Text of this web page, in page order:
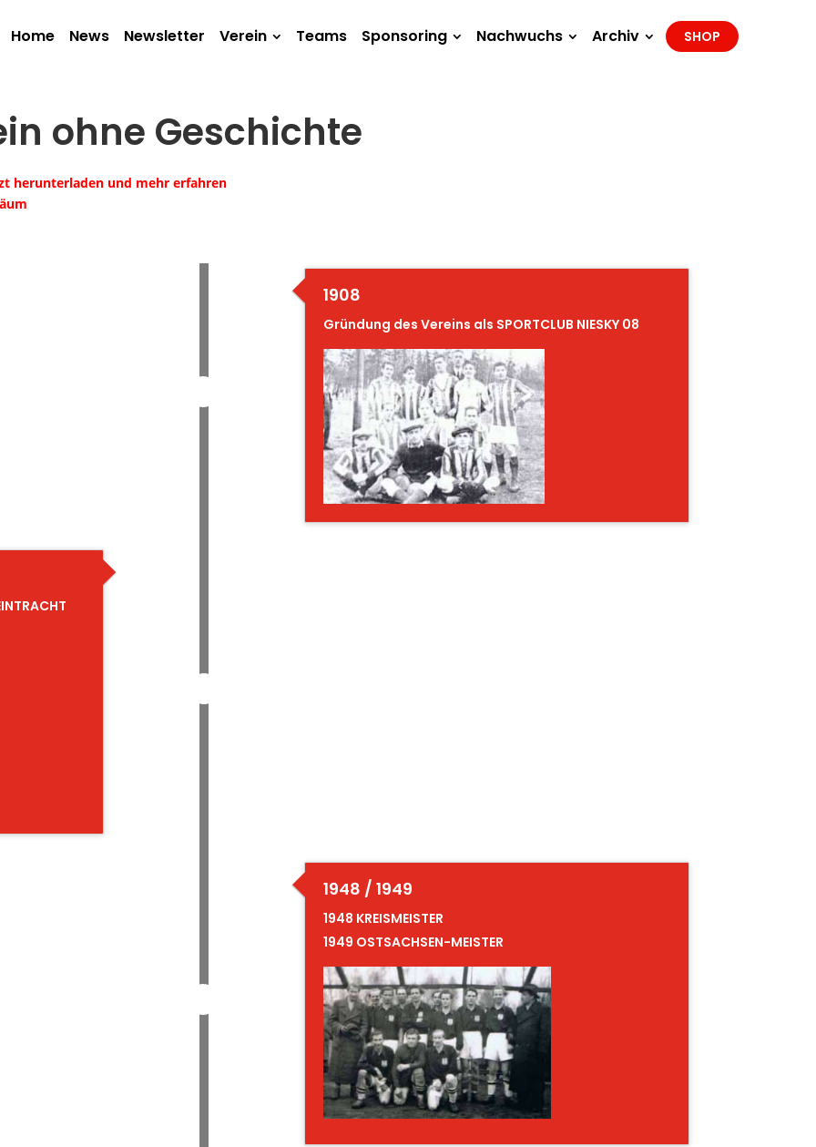
Home News Newsletter Verein Teams Sponsoring Nachwuchs Archiv SHOP
ohne Geschichte
herunterladen und mehr erfahren
1908
Gründung des Vereins als SPORTCLUB NIESKY 08
1948 / 1949
1948 KREISMEISTER
1949 OSTSACHSEN-MEISTER